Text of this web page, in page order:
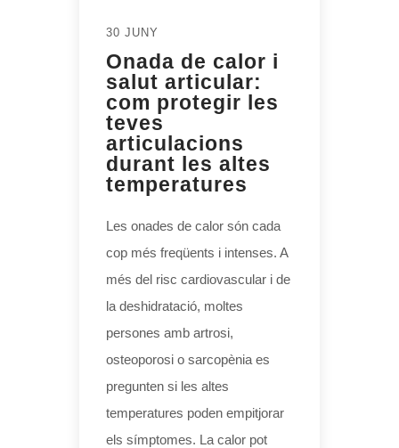
30 JUNY
Onada de calor i
salut articular:
com protegir les
teves
articulacions
durant les altes
temperatures
Les onades de calor són cada
cop més freqüents i intenses. A
més del risc cardiovascular i de
la deshidratació, moltes
persones amb artrosi,
osteoporosi o sarcopènia es
pregunten si les altes
temperatures poden empitjorar
els símptomes. La calor pot